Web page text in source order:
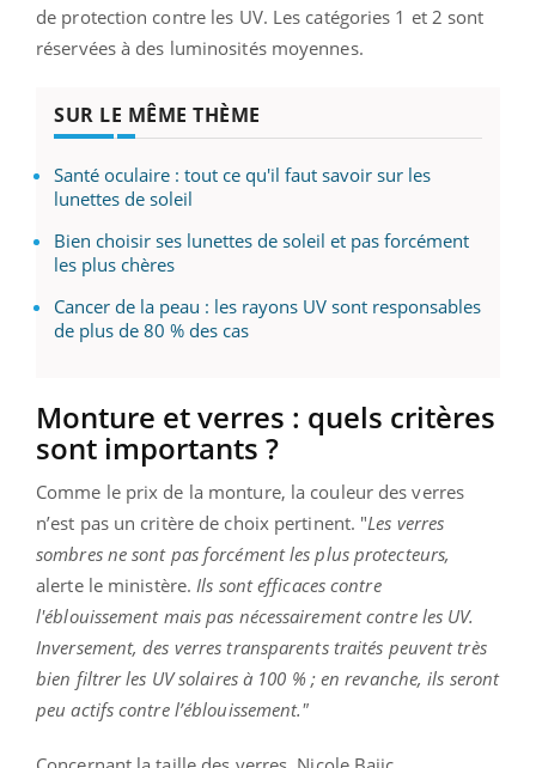
de protection contre les UV. Les catégories 1 et 2 sont
réservées à des luminosités moyennes.
SUR LE MÊME THÈME
Santé oculaire : tout ce qu'il faut savoir sur les
lunettes de soleil
Bien choisir ses lunettes de soleil et pas forcément
les plus chères
Cancer de la peau : les rayons UV sont responsables
de plus de 80 % des cas
Monture et verres : quels critères
sont importants ?
Comme le prix de la monture, la couleur des verres
n’est pas un critère de choix pertinent. "Les verres
sombres ne sont pas forcément les plus protecteurs,
alerte le ministère.Ils sont efficaces contre
l'éblouissement mais pas nécessairement contre les UV.
Inversement, des verres transparents traités peuvent très
bien filtrer les UV solaires à 100 % ; en revanche, ils seront
peu actifs contre l’éblouissement."